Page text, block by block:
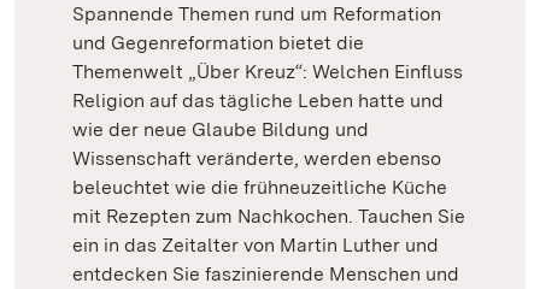
Spannende Themen rund um Reformation
und Gegenreformation bietet die
Themenwelt „Über Kreuz“: Welchen Einfluss
Religion auf das tägliche Leben hatte und
wie der neue Glaube Bildung und
Wissenschaft veränderte, werden ebenso
beleuchtet wie die frühneuzeitliche Küche
mit Rezepten zum Nachkochen. Tauchen Sie
ein in das Zeitalter von Martin Luther und
entdecken Sie faszinierende Menschen und